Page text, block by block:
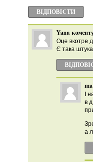
ВІДПОВІCТИ
Yana
Оце вкотре
Є така штука
І
в
а